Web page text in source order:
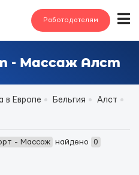
Работодателям
- Массаж Алст
в Европе Бельгия
Алст
- Массаж найдено
0